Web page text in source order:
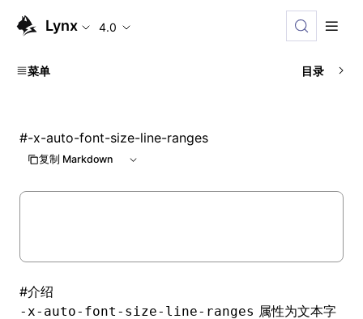
Lynx 4.0
菜单 目录
#-x-auto-font-size-line-ranges
复制 Markdown
#介绍
-x-auto-font-size-line-ranges 属性为文本字